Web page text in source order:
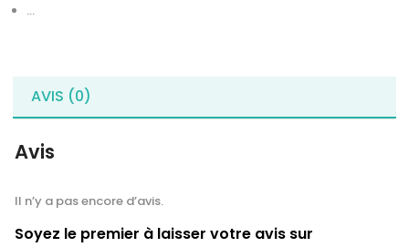
…
AVIS (0)
Avis
Il n’y a pas encore d’avis.
Soyez le premier à laisser votre avis sur